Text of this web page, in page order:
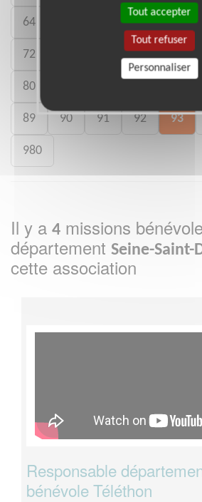
64 67 68
72 75 76
80
89 90 91 92 93
980
Il y a 4 missions
département Seine-Saint-
cette association
Responsable
bénévole Téléthon
Tout accepter
Tout refuser
Personnaliser